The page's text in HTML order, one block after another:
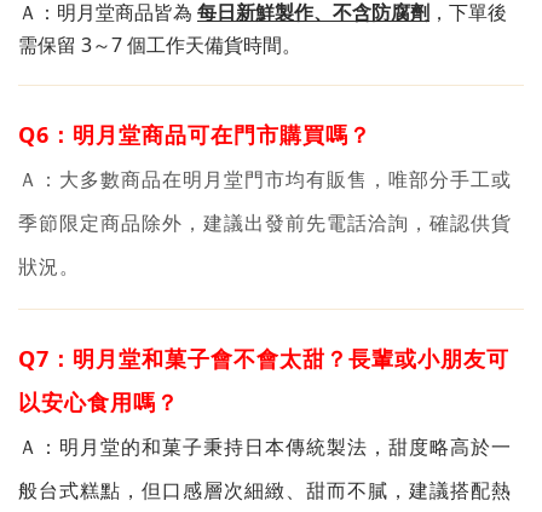
Ａ ：明月堂商品皆為 每日新鮮製作、不含防腐劑 ，下單後
需保留 3～7 個工作天備貨時間。
Q6： 明月堂商品可在門市購買嗎？
Ａ ： 大多數商品在明月堂門市均有販售，唯部分手工或
季節限定商品除外，建議出發前先電話洽詢，確認供貨
狀況。
Q7：明月堂和菓子會不會太甜？長輩或小朋友可
以安心食用嗎？
Ａ ： 明月堂的和菓子秉持日本傳統製法，甜度略高於一
般台式糕點， 但口感層次細緻、甜而不膩，建議搭配熱